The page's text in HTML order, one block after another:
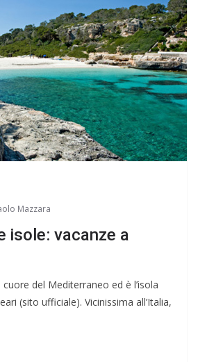
Mazzara
isole: vacanze a
del Mediterraneo ed è l’isola
(sito ufficiale). Vicinissima all’Italia,